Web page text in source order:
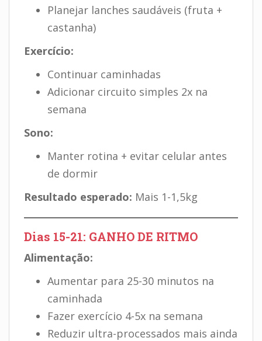
Planejar lanches saudáveis (fruta +
castanha)
Exercício:
Continuar caminhadas
Adicionar circuito simples 2x na
semana
Sono:
Manter rotina + evitar celular antes
de dormir
Resultado esperado: Mais 1-1,5kg
Dias 15-21: GANHO DE RITMO
Alimentação:
Aumentar para 25-30 minutos na
caminhada
Fazer exercício 4-5x na semana
Reduzir ultra-processados mais ainda